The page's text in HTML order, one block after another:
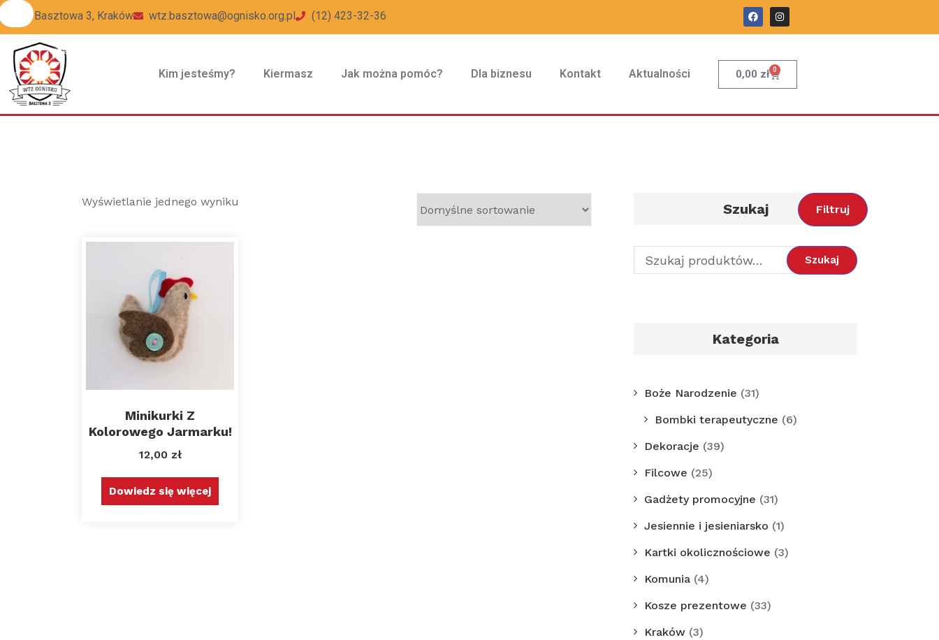
ul Basztowa 3, Kraków wtz.basztowa@ognisko.org.pl (12) 423-32-36
Kim jesteśmy? Kiermasz Jak można pomóc? Dla biznesu Kontakt Aktualności 0,00 zł 0
Wyświetlanie jednego wyniku
Minikurki Z
Kolorowego Jarmarku!
12,00 zł
Dowiedz się więcej
Szukaj
Szukaj
Kategoria
Boże Narodzenie (31)
Bombki terapeutyczne (6)
Dekoracje (39)
Filcowe (25)
Gadżety promocyjne (31)
Jesiennie i jesieniarsko (1)
Kartki okolicznościowe (3)
Komunia (4)
Kosze prezentowe (33)
Kraków (3)
Filtruj